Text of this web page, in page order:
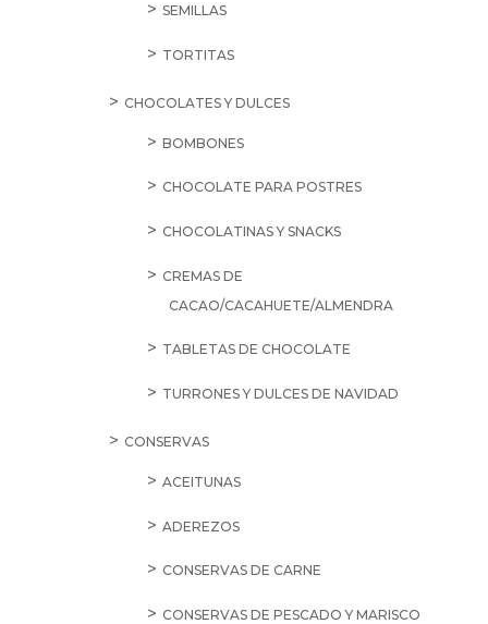
SEMILLAS
TORTITAS
CHOCOLATES Y DULCES
BOMBONES
CHOCOLATE PARA POSTRES
CHOCOLATINAS Y SNACKS
CREMAS DE
CACAO/CACAHUETE/ALMENDRA
TABLETAS DE CHOCOLATE
TURRONES Y DULCES DE NAVIDAD
CONSERVAS
ACEITUNAS
ADEREZOS
CONSERVAS DE CARNE
CONSERVAS DE PESCADO Y MARISCO